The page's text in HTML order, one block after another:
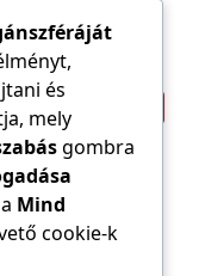
Áramfogyasztás
átviteli hálózat
és
mely
gombra
Mind
cookie-k